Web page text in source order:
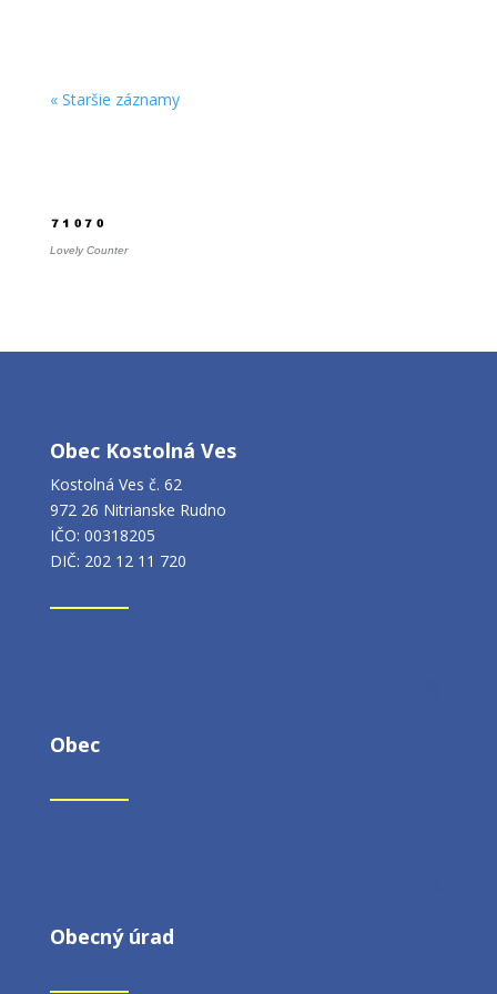
« Staršie záznamy
Lovely Counter
Obec Kostolná Ves
Kostolná Ves č. 62
972 26 Nitrianske Rudno
IČO: 00318205
DIČ: 202 12 11 720
Obec
Obecný úrad